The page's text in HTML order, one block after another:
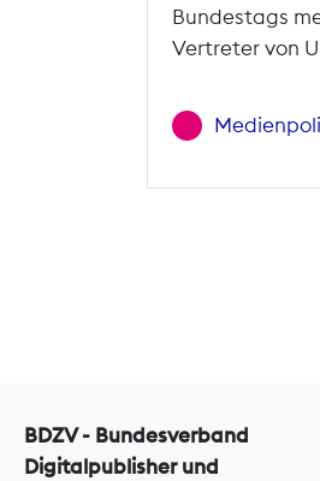
Bundestags
Vertreter von
BDZV - Bundesverband
Digitalpublisher und